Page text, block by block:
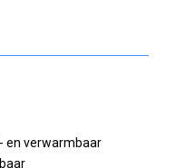
en verwarmbaar